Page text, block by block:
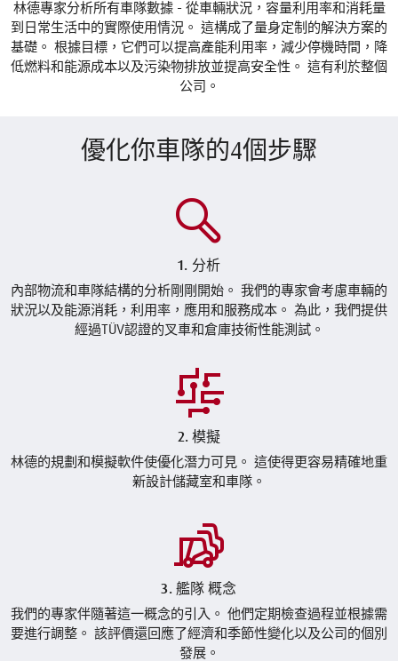
林德專家分析所有車隊數據 - 從車輛狀況，容量利用率和消耗量
到日常生活中的實際使用情況。 這構成了量身定制的解決方案的
基礎。 根據目標，它們可以提高產能利用率，減少停機時間，降
低燃料和能源成本以及污染物排放並提高安全性。 這有利於整個
公司。
優化你車隊的4個步驟
1. 分析
內部物流和車隊結構的分析剛剛開始。 我們的專家會考慮車輛的
狀況以及能源消耗，利用率，應用和服務成本。 為此，我們提供
經過TÜV認證的叉車和倉庫技術性能測試。
2. 模擬
林德的規劃和模擬軟件使優化潛力可見。 這使得更容易精確地重
新設計儲藏室和車隊。
3. 艦隊 概念
我們的專家伴隨著這一概念的引入。 他們定期檢查過程並根據需
要進行調整。 該評價還回應了經濟和季節性變化以及公司的個別
發展。